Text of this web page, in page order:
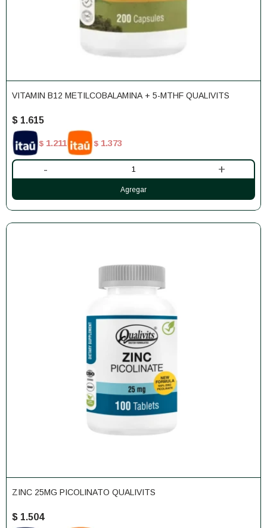
VITAMIN B12 METILCOBALAMINA + 5-MTHF QUALIVITS
$ 1.615
$ 1.211 $ 1.373
- +
ZINC 25MG PICOLINATO QUALIVITS
$ 1.504